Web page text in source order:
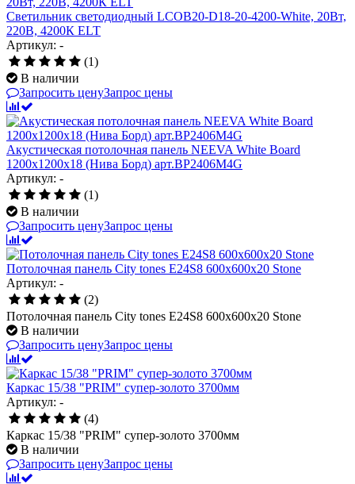
Светильник светодиодный LCOB20-D18-20-4200-White, 20Вт,
220В, 4200К ELT
Артикул: -
(1)
В наличии
Запросить ценуЗапрос цены
Акустическая потолочная панель NEEVA White Board
1200x1200x18 (Нива Борд) арт.BP2406M4G
Артикул: -
(1)
В наличии
Запросить ценуЗапрос цены
Потолочная панель City tones E24S8 600x600x20 Stone
Артикул: -
(2)
Потолочная панель City tones E24S8 600x600x20 Stone
В наличии
Запросить ценуЗапрос цены
Каркас 15/38 "PRIM" супер-золото 3700мм
Артикул: -
(4)
Каркас 15/38 "PRIM" супер-золото 3700мм
В наличии
Запросить ценуЗапрос цены